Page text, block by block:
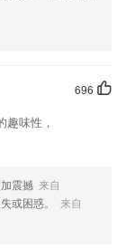
696
味性，
震撼 来自
或困惑。
来自